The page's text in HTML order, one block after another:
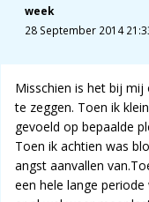
week
28 September 2014
Misschien is het bij
te zeggen. Toen ik
gevoeld op bepaalde
Toen ik achtien was
angst aanvallen
een hele lange